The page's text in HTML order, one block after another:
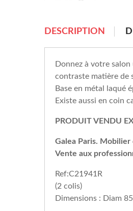
DESCRIPTION
Donnez à votre
contraste matière de
Base en métal laqué
Existe aussi en coin
PRODUIT VENDU
Galea Paris. Mobilier
Vente aux
Ref:C21941R
(2 colis)
Dimensions : Diam